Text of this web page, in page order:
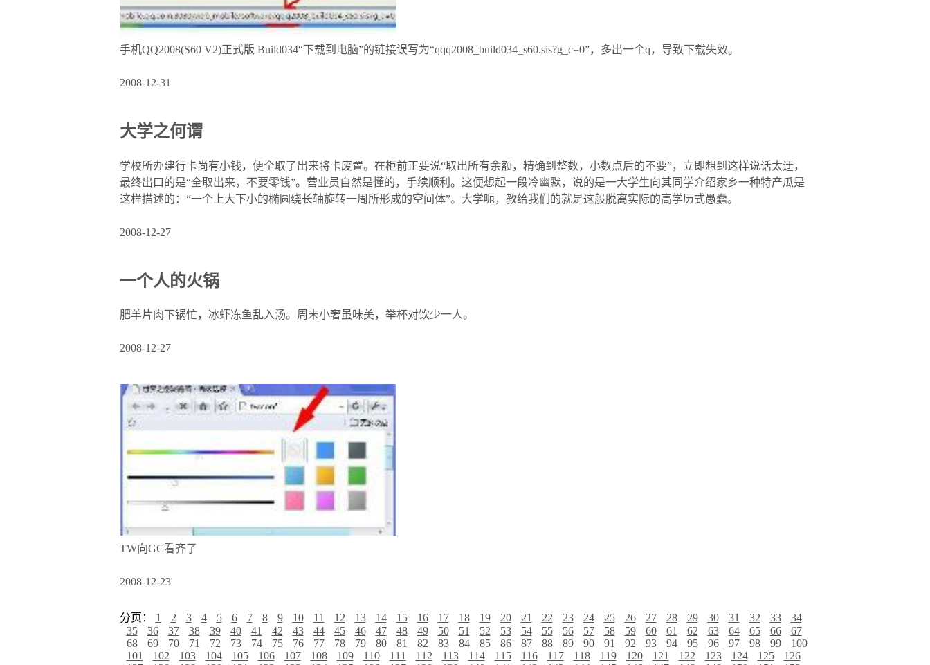
手机QQ2008(S60 V2)正式版 Build034“下载到电脑”的链接误写为“qqq2008_build034_s60.sis?g_c=0”，多出一个q，导致下载失效。
2008-12-31
大学之何谓
学校所办建行卡尚有小钱，便全取了出来将卡废置。在柜前正要说“取出所有余额，精确到整数，小数点后的不要”，立即想到这样说话太迂，
最终出口的是“全取出来，不要零钱”。营业员自然是懂的，手续顺利。这便想起一段冷幽默，说的是一大学生向其同学介绍家乡一种特产瓜是
这样描述的：“一个上大下小的椭圆绕长轴旋转一周所形成的空间体”。大学呃，教给我们的就是这般脱离实际的高学历式愚蠢。
2008-12-27
一个人的火锅
肥羊片肉下锅忙，冰虾冻鱼乱入汤。周末小奢虽味美，举杯对饮少一人。
2008-12-27
TW向GC看齐了
2008-12-23
分页： 1 2 3 4 5 6 7 8 9 10 11 12 13 14 15 16 17 18 19 20 21 22 23 24 25 26 27 28 29 30 31 32 33
34
35
36 37 38 39 40 41 42 43 44 45 46 47 48 49 50 51 52 53 54 55 56 57 58 59 60 61 62 63 64 65 66
67
68
69 70 71 72 73 74 75 76 77 78 79 80 81 82 83 84 85 86 87 88 89 90 91 92 93 94 95 96 97 98 99
100
101
102 103 104 105 106 107 108 109 110 111 112 113 114 115 116 117 118 119 120 121 122 123 124 125
126